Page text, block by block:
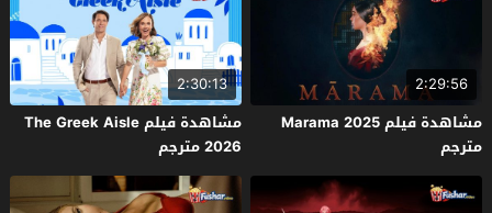
2:29:56
مشاهدة فيلم Marama 2025
مترجم
2:30:13
مشاهدة فيلم The Greek Aisle
2026 مترجم